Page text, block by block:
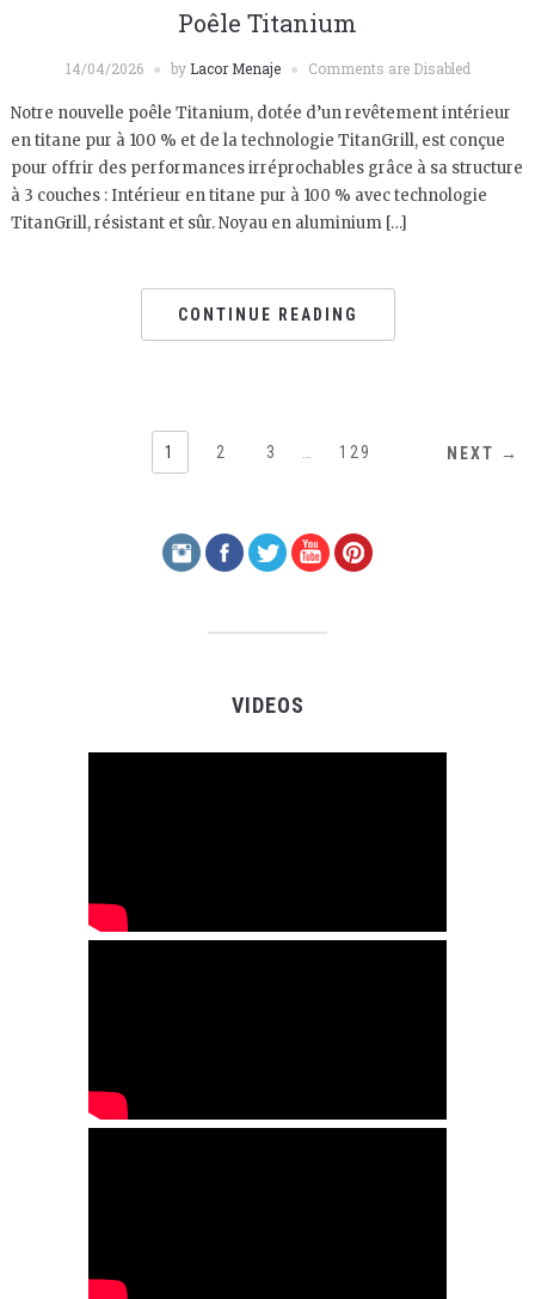
Poêle Titanium
14/04/2026 by Lacor Menaje Comments are Disabled
Notre nouvelle poêle Titanium, dotée d’un revêtement intérieur
en titane pur à 100 % et de la technologie TitanGrill, est conçue
pour offrir des performances irréprochables grâce à sa structure
à 3 couches : Intérieur en titane pur à 100 % avec technologie
TitanGrill, résistant et sûr. Noyau en aluminium […]
CONTINUE READING
1 2 3 129 NEXT →
VIDEOS